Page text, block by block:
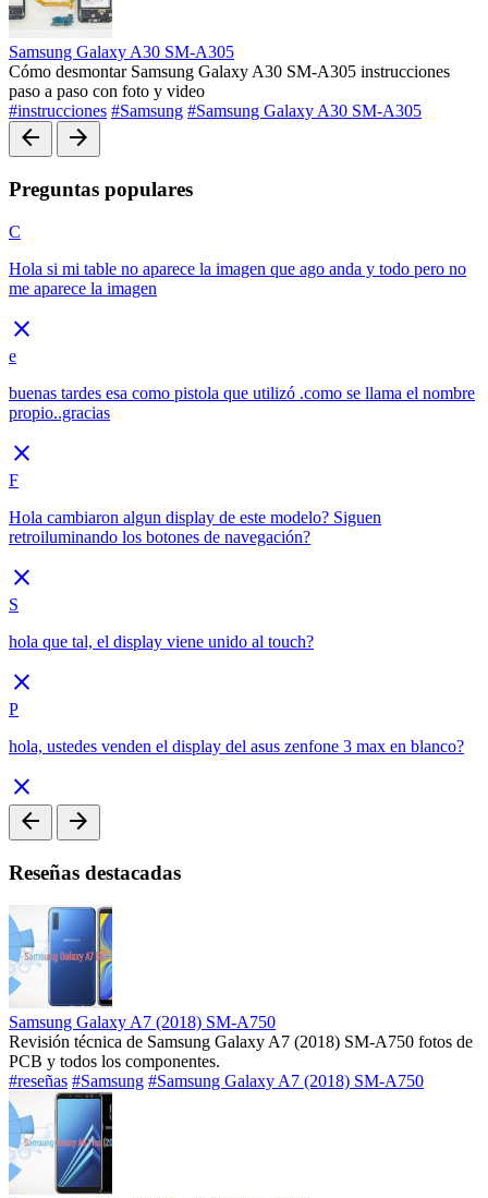
Samsung Galaxy A30 SM-A305
Cómo desmontar Samsung Galaxy A30 SM-A305 instrucciones
paso a paso con foto y video
#instrucciones #Samsung #Samsung Galaxy A30 SM-A305
arrow_back arrow_forward
Preguntas populares
C
Hola si mi table no aparece la imagen que ago anda y todo pero no
me aparece la imagen
close
e
buenas tardes esa como pistola que utilizó .como se llama el nombre
propio..gracias
close
F
Hola cambiaron algun display de este modelo? Siguen
retroiluminando los botones de navegación?
close
S
hola que tal, el display viene unido al touch?
close
P
hola, ustedes venden el display del asus zenfone 3 max en blanco?
close
arrow_back
arrow_forward
Reseñas destacadas
Samsung Galaxy A7 (2018) SM-A750
Revisión técnica de Samsung Galaxy A7 (2018) SM-A750 fotos de
PCB y todos los componentes.
#reseñas #Samsung #Samsung Galaxy A7 (2018) SM-A750